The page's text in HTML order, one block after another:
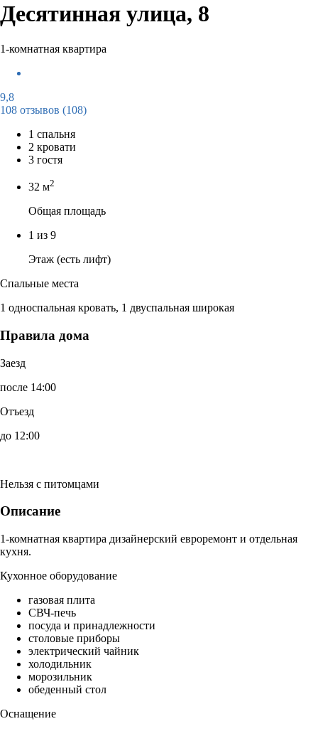
Десятинная улица, 8
1-комнатная квартира
9,8
108 отзывов (108)
1 спальня
2 кровати
3 гостя
32 м2
Общая площадь
1 из 9
Этаж (есть лифт)
Спальные места
1 односпальная кровать, 1 двуспальная широкая
Правила дома
Заезд
после 14:00
Отъезд
до 12:00
Нельзя с питомцами
Описание
1-комнатная квартира дизайнерский евроремонт и отдельная
кухня.
Кухонное оборудование
газовая плита
СВЧ-печь
посуда и принадлежности
столовые приборы
электрический чайник
холодильник
морозильник
обеденный стол
Оснащение